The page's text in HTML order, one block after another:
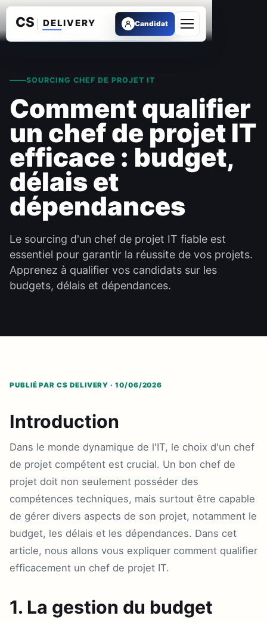
Candidat
Ouvrir le menu
SOURCING CHEF DE PROJET IT
Comment qualifier
un chef de projet IT
efficace : budget,
délais et
dépendances
Le sourcing d'un chef de projet IT fiable est
essentiel pour garantir la réussite de vos projets.
Apprenez à qualifier vos candidats sur les
budgets, délais et dépendances.
PUBLIÉ PAR CS DELIVERY · 10/06/2026
Introduction
Dans le monde dynamique de l'IT, le choix d'un chef
de projet compétent est crucial. Un bon chef de
projet doit non seulement posséder des
compétences techniques, mais surtout être capable
de gérer divers aspects de son projet, notamment le
budget, les délais et les dépendances. Dans cet
article, nous allons vous expliquer comment qualifier
efficacement un chef de projet IT.
1. La gestion du budget